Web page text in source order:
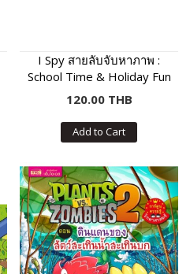
I Spy สายลับจับหาภาพ :
School Time & Holiday Fun
120.00 THB
Add to Cart